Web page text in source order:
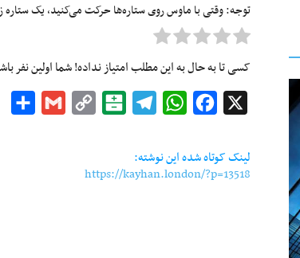
توجه: وقتی با ماوس روی ستاره‌ها حرکت می‌کنید، یک ستاره
کسی تا به حال به این مطلب امتیاز نداده! شما اولین نفر
Facebook
WhatsApp
Telegram
Balatarin
Copy
Gmail
لینک کوتاه شده این نوشته:
https://kayhan.london/?p=13518